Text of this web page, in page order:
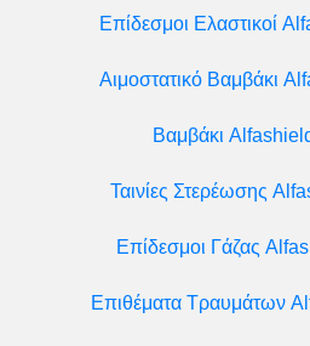
Επίδεσμοι Ελαστικοί
Αιμοστατικό Βαμβάκι
Βαμβάκι
Ταινίες Στερέωσης
Επίδεσμοι Γάζας
Επιθέματα Τραυμάτων